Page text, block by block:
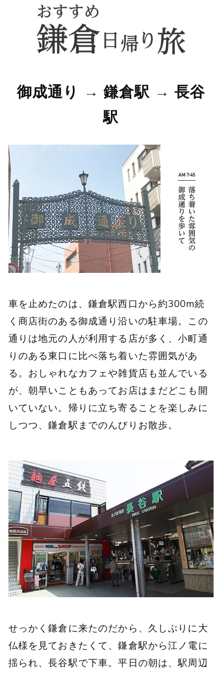
御成通り → 鎌倉駅 → 長谷
駅
車を止めたのは、鎌倉駅西口から約300m続
く商店街のある御成通り沿いの駐車場。この
通りは地元の人が利用する店が多く、小町通
りのある東口に比べ落ち着いた雰囲気があ
る。おしゃれなカフェや雑貨店も並んでいる
が、朝早いこともあってお店はまだどこも開
いていない。帰りに立ち寄ることを楽しみに
しつつ、鎌倉駅までのんびりお散歩。
せっかく鎌倉に来たのだから、久しぶりに大
仏様を見ておきたくて、鎌倉駅から江ノ電に
揺られ、長谷駅で下車。平日の朝は、駅周辺